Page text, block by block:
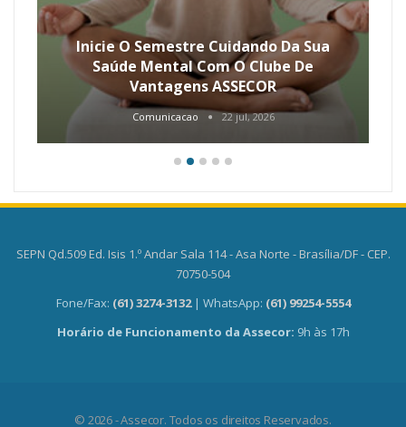
Inicie O Semestre Cuidando Da Sua
Saúde Mental Com O Clube De
Vantagens ASSECOR
Comunicacao 22 jul, 2026
SEPN Qd.509 Ed. Isis 1.º Andar Sala 114 - Asa Norte - Brasília/DF - CEP.
70750-504
Fone/Fax: (61) 3274-3132 | WhatsApp: (61) 99254-5554
Horário de Funcionamento da Assecor: 9h às 17h
© 2026 - Assecor. Todos os direitos Reservados.